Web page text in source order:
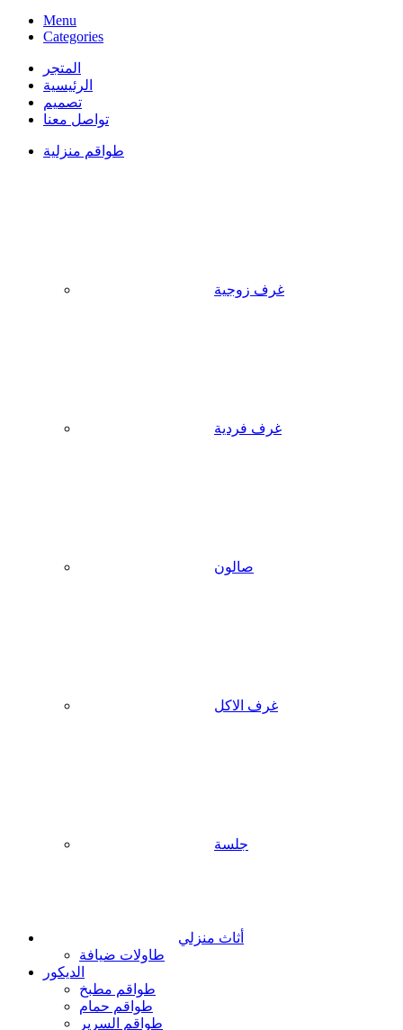
Menu
Categories
المتجر
الرئيسية
تصميم
تواصل معنا
طواقم منزلية
غرف زوجية
غرف فردية
صالون
غرف الاكل
جلسة
أثاث منزلي
طاولات ضيافة
الديكور
طواقم مطبخ
طواقم حمام
طواقم السرير